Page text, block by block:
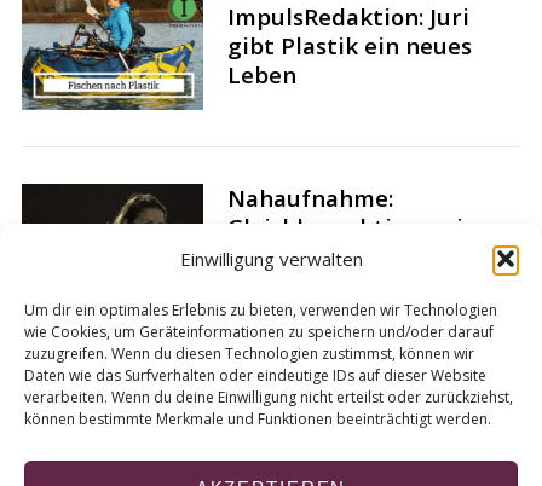
Einwilligung verwalten
Um dir ein optimales Erlebnis zu bieten, verwenden wir Technologien
wie Cookies, um Geräteinformationen zu speichern und/oder darauf
zuzugreifen. Wenn du diesen Technologien zustimmst, können wir
Daten wie das Surfverhalten oder eindeutige IDs auf dieser Website
verarbeiten. Wenn du deine Einwilligung nicht erteilst oder zurückziehst,
können bestimmte Merkmale und Funktionen beeinträchtigt werden.
ImpulsRedaktion: Juri
gibt Plastik ein neues
Leben
Nahaufnahme:
Gleichberechtigung im
Fußball – Wie weit ist er
S
e